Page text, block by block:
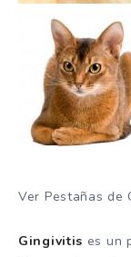
Ver Pestañas de
Gingivitis es un